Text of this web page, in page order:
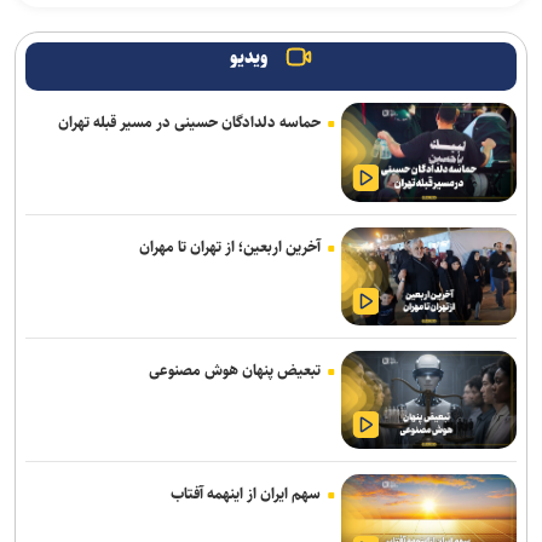
پیام هشدار مقاومت یمن به ریاض
حاج‌علی‌اکبری: تحرکات سازمان‌یافته‌ای برای ترویج برهنگی انجام می‌شود
قدردانی از حضور حماسی ملت مبعوث شده در راهپیمایی اربعین
ترامپ با تهدید افشاگران، بحران مهمات آمریکا را انکار کرد
رسانه عبری: از آغاز جنگ غزه دست‌کم ۹ هزار نظامی صهیونیست زخمی
شده‌اند
جلسات صحن علنی مجلس هفته آینده برگزار می‌شود
بیانیۀ خانواده شهید لاریجانی دربارۀ گمانه‌زنی‌های رسانه‌ای
هلاکت اعضای یک تیم تروریستی در سیستان‌وبلوچستان
وزارت اطلاعات: ۲۱ مزدور موساد و ۴ شرور مسلح در کرمان بازداشت
شدند
ویدیو
حماسه دلدادگان حسینی در مسیر قبله تهران
آخرین اربعین؛ از تهران تا مهران
تبعیض پنهان هوش مصنوعی
سهم ایران از اینهمه آفتاب